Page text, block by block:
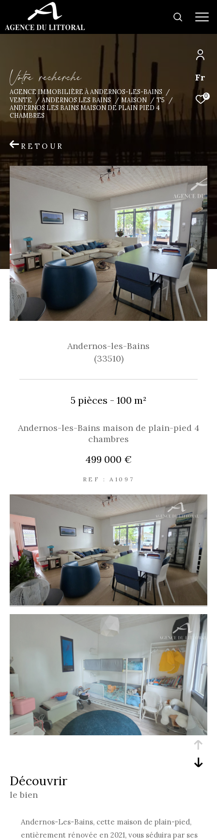
Fr
0
Votre recherche
AGENCE IMMOBILIÈRE À ANDERNOS-LES-BAINS
VENTE
ANDERNOS LES BAINS MAISON
T5
ANDERNOS LES BAINS MAISON DE PLAIN PIED 4
CHAMBRES
RETOUR
Andernos-les-Bains
(33510)
5 pièces - 100 m²
Andernos-les-Bains maison de plain-pied 4
chambres
499 000 €
REF : A1097
découvrir
le bien
Andernos-Les-Bains, cette maison de plain-pied,
entièrement rénovée en 2021, vous séduira par ses